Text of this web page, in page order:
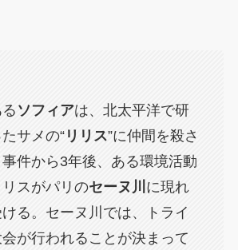
ソフィアは、北太平洋で研
サメの“リリス”に仲間を殺さ
件から3年後、ある環境活動
スがパリのセーヌ川 に現れ
る。セーヌ川では、トライ
が行われることが決まって